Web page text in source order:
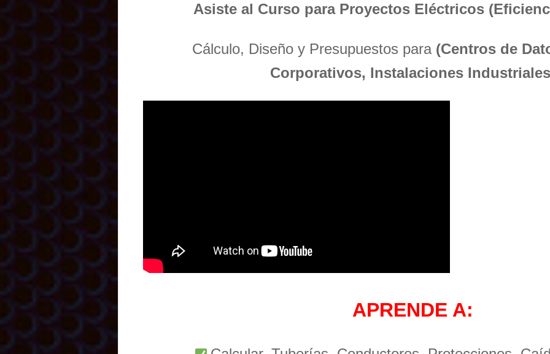
Asiste al Curso para Proyectos Eléctricos
Cálculo, Diseño y Presupuestos para (Centros de
Corporativos, Instalaciones
APRENDE A: